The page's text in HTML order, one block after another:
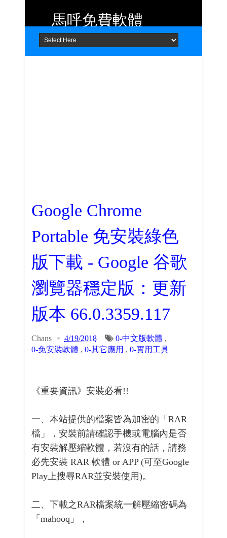
Home About Contact
馬呼免費軟體
提供 Android、iOS 好用的手機應用
程式及 Windows 免費軟體
Google Chrome
Portable 免安裝綠色
版下載 - Google 谷歌
瀏覽器穩定版：更新
版本 66.0.3359.117
Chans 4/19/2018 0-中文版軟體 ,
0-免安裝軟體 , 0-其它應用 , 0-實用工具
《重要資訊》安裝必看!!
一、本站提供的檔案皆為加密的「RAR
檔」，安裝前請確認手機或電腦內是否
有安裝解壓縮軟體，若沒有的話，請務
必先安裝 RAR 軟體 or APP (可至Google
Play上搜尋RAR並安裝使用)。
二、下載之RAR檔案統一解壓縮密碼為
「mahooq」，